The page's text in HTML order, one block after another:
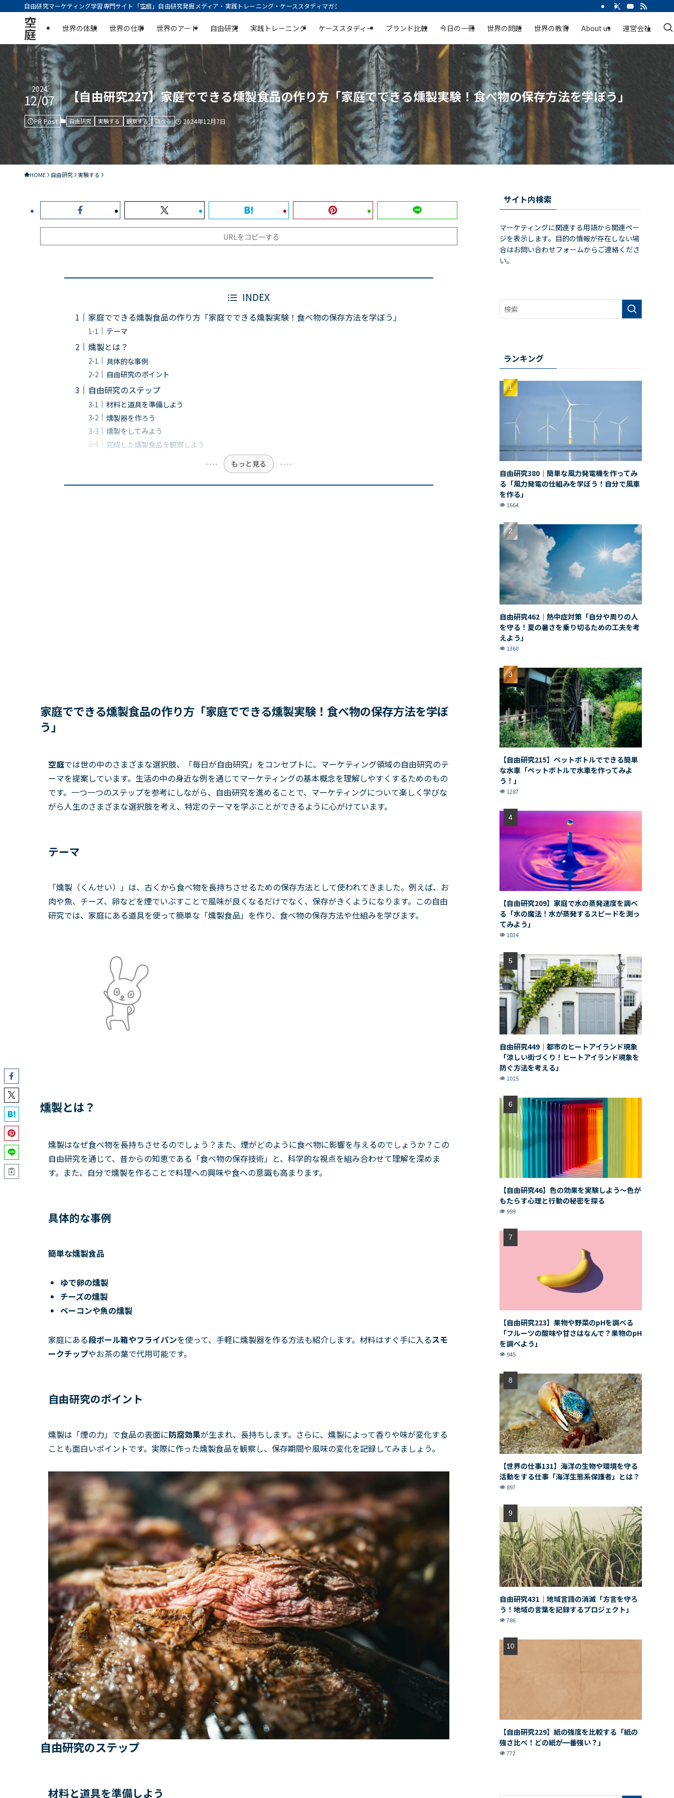
自由研究マーケティング学習専門サイト「空庭」自由研究発掘メディア・実践トレーニング・ケーススタディマガジン | 空庭
空
庭 世界の体験 世界の仕事 世界のアート 自由研究 実践トレーニング ケーススタディー ブランド比較 今日の一冊 世界の問題 世界の教育 About us 運営会社
【自由研究227】家庭でできる燻製食品の作り方「家庭でできる燻製実験！食べ物の保存方法を学ぼう」
2024
12/07
PR Post 自由研究 実験する 観察する 調べる 2024年12月7日
HOME 自由研究 実験する
URLをコピーする
INDEX
家庭でできる燻製食品の作り方「家庭でできる燻製実験！食べ物の保存方法を学ぼう」
テーマ
燻製とは？
具体的な事例
自由研究のポイント
自由研究のステップ
材料と道具を準備しよう
燻製器を作ろう
燻製をしてみよう
完成した燻製食品を観察しよう
もっと見る
家庭でできる燻製食品の作り方「家庭でできる燻製実験！食べ物の保存方法を学ぼ
う」
空庭では世の中のさまざまな選択肢、「毎日が自由研究」をコンセプトに、マーケティング領域の自由研究のテ
ーマを提案しています。生活の中の身近な例を通じてマーケティングの基本概念を理解しやすくするためのもの
です。一つ一つのステップを参考にしながら、自由研究を進めることで、マーケティングについて楽しく学びな
がら人生のさまざまな選択肢を考え、特定のテーマを学ぶことができるように心がけています。
テーマ
「燻製（くんせい）」は、古くから食べ物を長持ちさせるための保存方法として使われてきました。例えば、お
肉や魚、チーズ、卵などを煙でいぶすことで風味が良くなるだけでなく、保存がきくようになります。この自由
研究では、家庭にある道具を使って簡単な「燻製食品」を作り、食べ物の保存方法や仕組みを学びます。
燻製とは？
燻製はなぜ食べ物を長持ちさせるのでしょう？また、煙がどのように食べ物に影響を与えるのでしょうか？この
自由研究を通じて、昔からの知恵である「食べ物の保存技術」と、科学的な視点を組み合わせて理解を深めま
す。また、自分で燻製を作ることで料理への興味や食への意識も高まります。
具体的な事例
簡単な燻製食品
ゆで卵の燻製
チーズの燻製
ベーコンや魚の燻製
家庭にある段ボール箱やフライパンを使って、手軽に燻製器を作る方法も紹介します。材料はすぐ手に入るスモ
ークチップやお茶の葉で代用可能です。
自由研究のポイント
燻製は「煙の力」で食品の表面に防腐効果が生まれ、長持ちします。さらに、燻製によって香りや味が変化する
ことも面白いポイントです。実際に作った燻製食品を観察し、保存期間や風味の変化を記録してみましょう。
自由研究のステップ
材料と道具を準備しよう
サイト内検索
マーケティングに関連する用語から関連ペー
ジを表示します。目的の情報が存在しない場
合はお問い合わせフォームからご連絡くださ
い。
ランキング
自由研究380｜簡単な風力発電機を作ってみ
る「風力発電の仕組みを学ぼう！自分で風車
を作る」
1664
自由研究462｜熱中症対策「自分や周りの人
を守る！夏の暑さを乗り切るための工夫を考
えよう」
1360
【自由研究215】ペットボトルでできる簡単
な水車「ペットボトルで水車を作ってみよ
う！」
1287
【自由研究209】家庭で水の蒸発速度を調べ
る「水の魔法！水が蒸発するスピードを測っ
てみよう」
1034
自由研究449｜都市のヒートアイランド現象
「涼しい街づくり！ヒートアイランド現象を
防ぐ方法を考える」
1015
【自由研究46】色の効果を実験しよう〜色が
もたらす心理と行動の秘密を探る
999
【自由研究223】果物や野菜のpHを調べる
「フルーツの酸味や甘さはなんで？果物のpH
を調べよう」
945
【世界の仕事131】海洋の生物や環境を守る
活動をする仕事「海洋生態系保護者」とは？
897
自由研究431｜地域言語の消滅「方言を守ろ
う！地域の言葉を記録するプロジェクト」
786
【自由研究229】紙の強度を比較する「紙の
強さ比べ！どの紙が一番強い？」
772